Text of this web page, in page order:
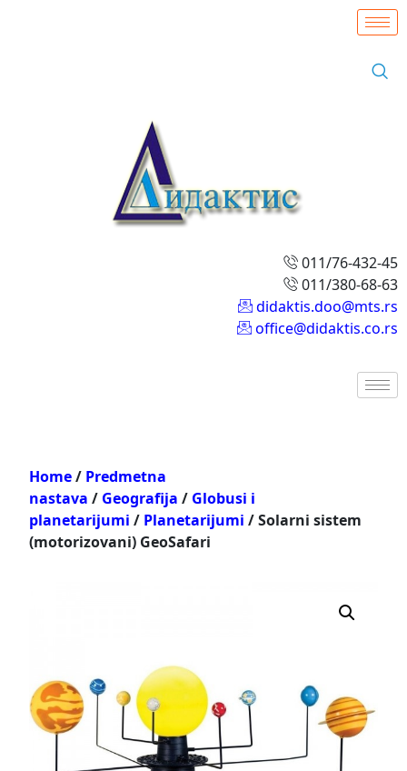
011/76-432-45
011/380-68-63
didaktis.doo@mts.rs
office@didaktis.co.rs
Home/ Predmetna
nastava / Geografija / Globusi i
planetarijumi / Planetarijumi / Solarni sistem
(motorizovani) GeoSafari